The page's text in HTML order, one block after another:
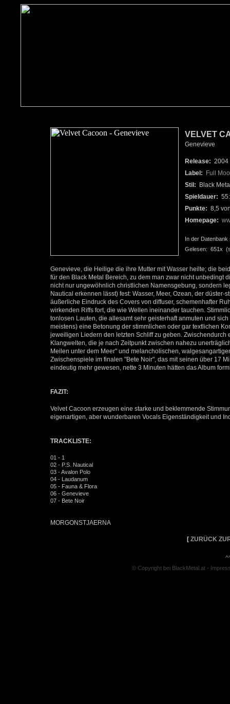
VELVET
Genevieve
Release: 2004
Label:
Full
Stil: Black
Spieldauer:
Punkte: 8,5
Homepage:
In der Datenbank
Gelesen: 651x
Genevieve, die Heilige die ihre Mutter mit Wasser heilte; die
für den Black Metal Bereich, zu dem man zwar nicht unbedingt
nicht nur ungewöhnlich christlichen Namensgebung, sondern
Nautical erkennen lässt) fest: Wasser, Meer, Ozean, der
äußerliche Eindruck des Covers von diffuser, schemenhafter
wirkenden Riffs fort, die wie Wellen ineinander tauchen.
tonlosen Lauten, die allesamt sehr geisterhaft anmuten und
meistens) eine Betonung der stimmlichen oder gar textlichen
jeweiligen Liedern den letzten Schliff zu geben.
Klangwelten, die je nach Zeitpunkt zwischen nahezu
Meilen unter dem Meer" und melancholischen,
Zwischenspiele im finalen "Bete Noir", das mit seinen über 17
eindeutig mehr gewesen, nette 3 Minuten hätten das Album
FAZIT:
Velvet Cacoon erzeugen eine starke und beklemmende
eigenartigen, aber wunderbaren Vocals Eigenständigkeit und
TRACKLISTE:
01 - 1
02 - P.S. Nautical
03 - Avalon Polo
04 - Laudanum
05 - Fauna & Flora
06 - Genevieve
07 - Bete Noir
MORGONSTJAERNA
[ ZURÜCK
© Copyright bei BlackMetal.at -